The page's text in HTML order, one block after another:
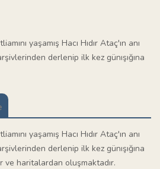
yaşamış Hacı Hıdır Ataç'ın anı
derlenip ilk kez günışığına
yaşamış Hacı Hıdır Ataç'ın anı
derlenip ilk kez günışığına
ve haritalardan oluşmaktadır.